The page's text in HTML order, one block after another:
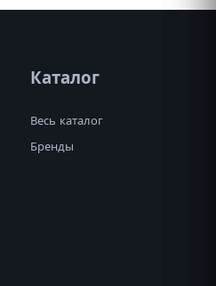
Каталог
Весь каталог
Бренды